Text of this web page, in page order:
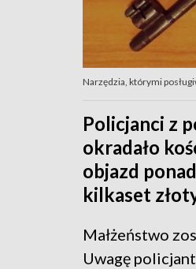
Narzędzia, którymi
Policjanci z
okradało
objazd
kilkaset
Małżeństwo
Uwagę